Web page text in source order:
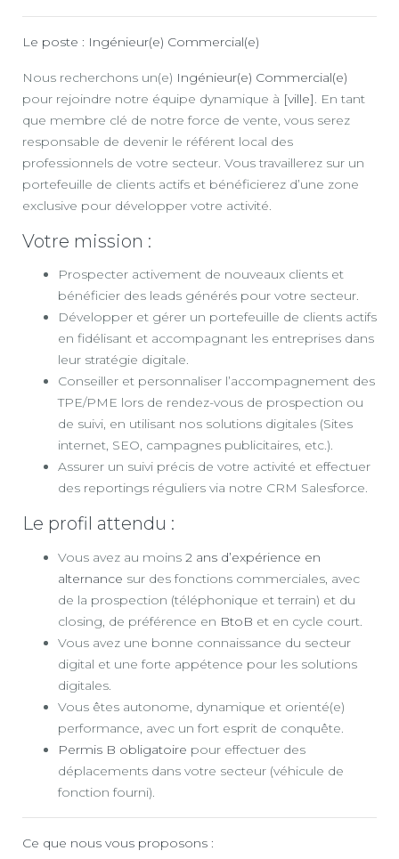
Le poste : Ingénieur(e) Commercial(e)
Nous recherchons un(e) Ingénieur(e) Commercial(e)
pour rejoindre notre équipe dynamique à [ville]. En tant
que membre clé de notre force de vente, vous serez
responsable de devenir le référent local des
professionnels de votre secteur. Vous travaillerez sur un
portefeuille de clients actifs et bénéficierez d’une zone
exclusive pour développer votre activité.
Votre mission :
Prospecter activement de nouveaux clients et
bénéficier des leads générés pour votre secteur.
Développer et gérer un portefeuille de clients actifs
en fidélisant et accompagnant les entreprises dans
leur stratégie digitale.
Conseiller et personnaliser l’accompagnement des
TPE/PME lors de rendez-vous de prospection ou
de suivi, en utilisant nos solutions digitales (Sites
internet, SEO, campagnes publicitaires, etc.).
Assurer un suivi précis de votre activité et effectuer
des reportings réguliers via notre CRM Salesforce.
Le profil attendu :
Vous avez au moins 2 ans d’expérience en
alternance sur des fonctions commerciales, avec
de la prospection (téléphonique et terrain) et du
closing, de préférence en BtoB et en cycle court.
Vous avez une bonne connaissance du secteur
digital et une forte appétence pour les solutions
digitales.
Vous êtes autonome, dynamique et orienté(e)
performance, avec un fort esprit de conquête.
Permis B obligatoire pour effectuer des
déplacements dans votre secteur (véhicule de
fonction fourni).
Ce que nous vous proposons :